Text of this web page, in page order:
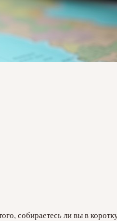
собираетесь ли вы в